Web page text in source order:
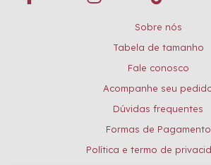
Sobre nós
Tabela de tamanho
Fale conosco
Acompanhe seu
Dúvidas frequentes
Formas de Pagamento
Política e termo de